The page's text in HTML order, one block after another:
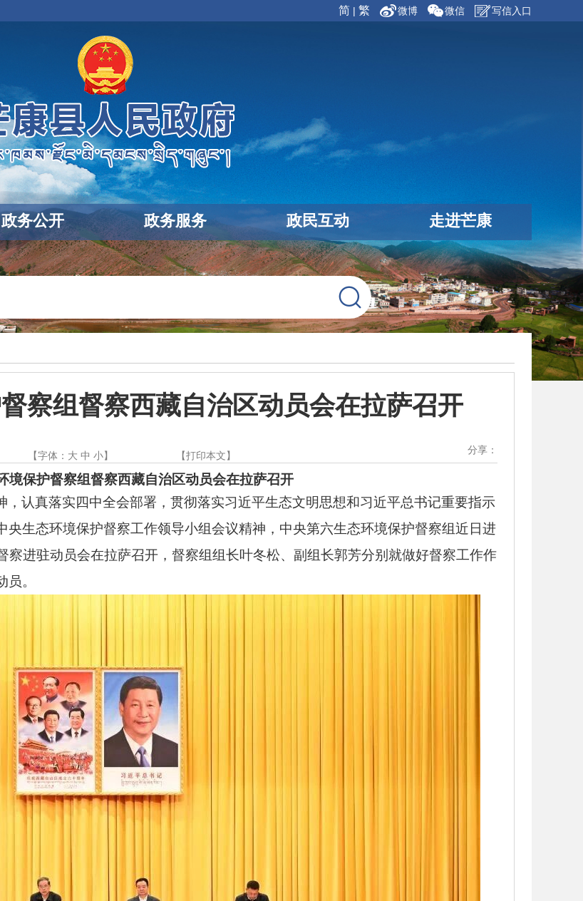
简 | 繁 微博 微信 写信入口
政务公开 政务服务 政民互动 走进芒康

察组督察西藏自治区动员会在拉萨召开
【字体： 大 中 小】 【打印本文】 分享：
境保护督察组督察西藏自治区动员会在拉萨召开
认真落实四中全会部署，贯彻落实习近平生态文明思想和习近平总书记重要指示
生态环境保护督察工作领导小组会议精神，中央第六生态环境保护督察组近日进
察进驻动员会在拉萨召开，督察组组长叶冬松、副组长郭芳分别就做好督察工作作
。